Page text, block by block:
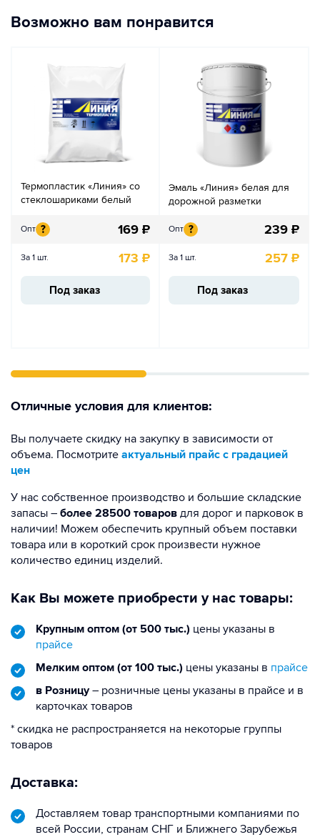
Возможно вам понравится
Термопластик «Линия» со
стеклошариками белый
Опт ? 169 ₽
За 1 шт. 173 ₽
Под заказ
Эмаль «Линия» белая для
дорожной разметки
Опт ? 239 ₽
За 1 шт. 257 ₽
Под заказ
Отличные условия для клиентов:
Вы получаете скидку на закупку в зависимости от
объема. Посмотрите актуальный прайс с градацией
цен
У нас собственное производство и большие складские
запасы – более 28500 товаров для дорог и парковок в
наличии! Можем обеспечить крупный объем поставки
товара или в короткий срок произвести нужное
количество единиц изделий.
Как Вы можете приобрести у нас товары:
Крупным оптом (от 500 тыс.) цены указаны в
прайсе
Мелким оптом (от 100 тыс.) цены указаны в прайсе
в Розницу– розничные цены указаны в прайсе и в
карточках товаров
* скидка не распространяется на некоторые группы
товаров
Доставка:
Доставляем товар транспортными компаниями по
всей России, странам СНГ и Ближнего Зарубежья